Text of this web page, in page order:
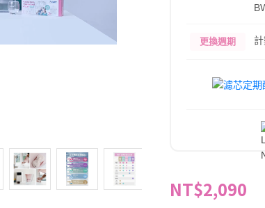
更換週期
NT$2,090